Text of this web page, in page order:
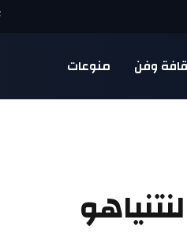
وفن منوعات